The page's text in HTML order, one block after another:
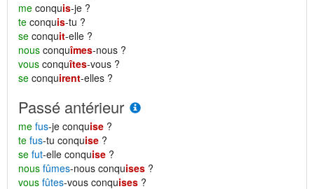
me conquis-je ?
te conquis-tu ?
se conquit-elle ?
nous conquîmes-nous ?
vous conquîtes-vous ?
se conquirent-elles ?
Passé antérieur
me fus-je conquise ?
te fus-tu conquise ?
se fut-elle conquise ?
nous fûmes-nous conquises ?
vous fûtes-vous conquises ?